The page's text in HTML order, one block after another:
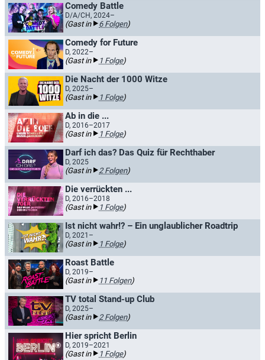
Comedy Battle
D/A/CH, 2024–
(Gast in 6 Folgen)
Comedy for Future
D, 2022–
(Gast in 1 Folge)
Die Nacht der 1000 Witze
D, 2025–
(Gast in 1 Folge)
Ab in die ...
D, 2016–2017
(Gast in 1 Folge)
Darf ich das? Das Quiz für Rechthaber
D, 2025
(Gast in 2 Folgen)
Die verrückten ...
D, 2016–2018
(Gast in 1 Folge)
Ist nicht wahr!? – Ein unglaublicher Roadtrip
D, 2021–
(Gast in 1 Folge)
Roast Battle
D, 2019–
(Gast in 11 Folgen)
TV total Stand-up Club
D, 2025–
(Gast in 2 Folgen)
Hier spricht Berlin
D, 2019–2021
(Gast in 1 Folge)